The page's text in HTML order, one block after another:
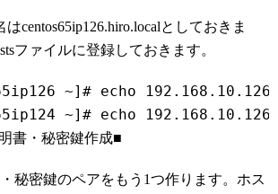
centos65ip126.hiro.localとしておきま
ファイルに登録しておきます。
~]# echo
書・秘密鍵作成■
秘密鍵のペアをもう1つ作ります。ホス